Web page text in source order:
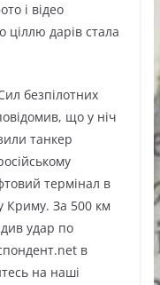
і відео
ціллю дарів стала
безпілотних
що у ніч
танкер
термінал в
Криму. За 500 км
удар по
в
на наші